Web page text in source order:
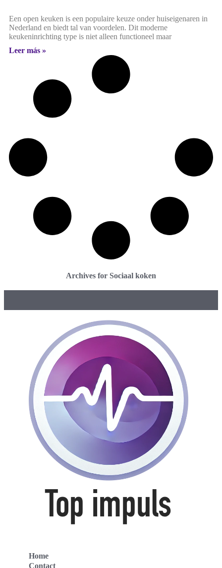
Een open keuken is een populaire keuze onder huiseigenaren in
Nederland en biedt tal van voordelen. Dit moderne
keukeninrichting type is niet alleen functioneel maar
Leer más »
Archives for Sociaal koken
Home
Contact